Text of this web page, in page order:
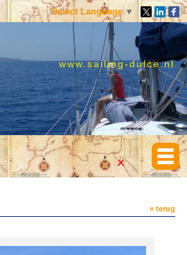
Select Language ▼
www.sailing-dulce.nl
« terug